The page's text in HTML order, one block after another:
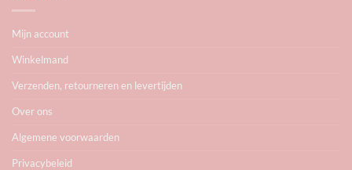
Mijn account
Winkelmand
Verzenden, retourneren en levertijden
Over ons
Algemene voorwaarden
Privacybeleid